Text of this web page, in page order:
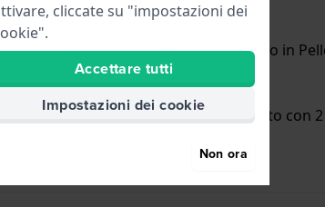
di 32 mm ed è dotato di un cinturino in
per la doccia. L'orologio è fornito con
cliccate su "impostazioni dei
Accettare tutti
Impostazioni dei cookie
Non ora